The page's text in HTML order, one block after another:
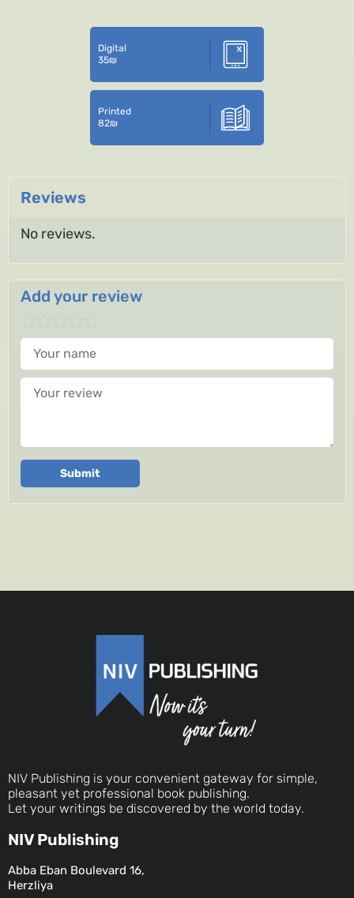
Digital
35₪
Printed
82₪
Reviews
No reviews.
Add your review
Your name
Your review
Submit
NIV Publishing is your convenient gateway for simple,
pleasant yet professional book publishing.
Let your writings be discovered by the world today.
NIV Publishing
Abba Eban Boulevard 16,
Herzliya